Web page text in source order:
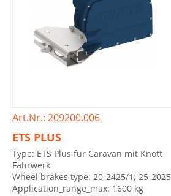
Art.Nr.: 209200.006
ETS PLUS
Type: ETS Plus für Caravan mit Knott
Fahrwerk
Wheel brakes type: 20-2425/1; 25-2025
Application_range_max: 1600 kg